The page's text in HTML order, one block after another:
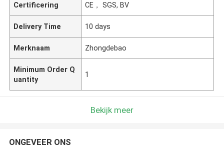
Certificering CE， SGS, BV
Delivery Time 10 days
Merknaam Zhongdebao
Minimum Order Q
uantity
1
Bekijk meer
ONGEVEER ONS